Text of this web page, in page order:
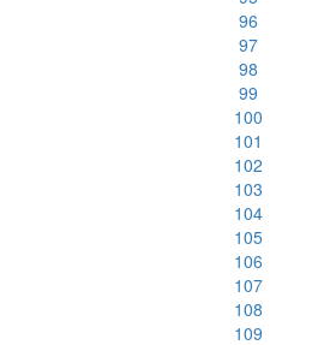
96
97
98
99
100
101
102
103
104
105
106
107
108
109